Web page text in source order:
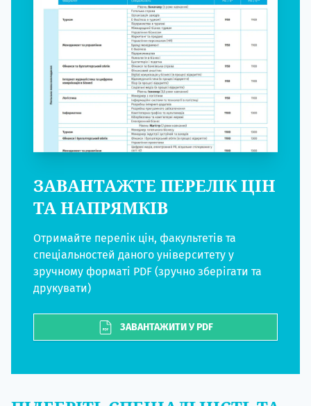
ЗАВАНТАЖТЕ ПЕРЕЛІК ЦІН
ТА НАПРЯМКІВ
Отримайте перелік цін, факультетів та
спеціальностей даного університету у
зручному форматі PDF (зручно зберігати та
друкувати)
ЗАВАНТАЖИТИ У PDF